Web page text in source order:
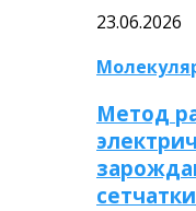
23.06.2026
Метод